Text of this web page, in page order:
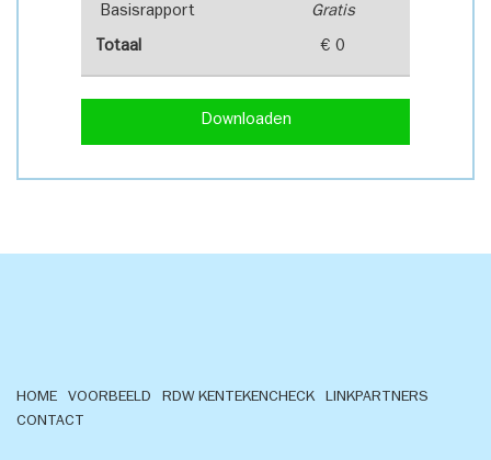
Basisrapport Gratis
Totaal € 0
Downloaden
HOME VOORBEELD RDW KENTEKENCHECK
LINKPARTNERS
CONTACT